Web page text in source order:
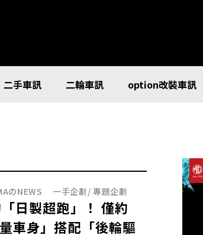
二手車訊 二輪車訊 option改裝車訊
のNEWS 一手企劃 /專題企劃
日製超跑」！ 僅約
車身」搭配「後輪驅